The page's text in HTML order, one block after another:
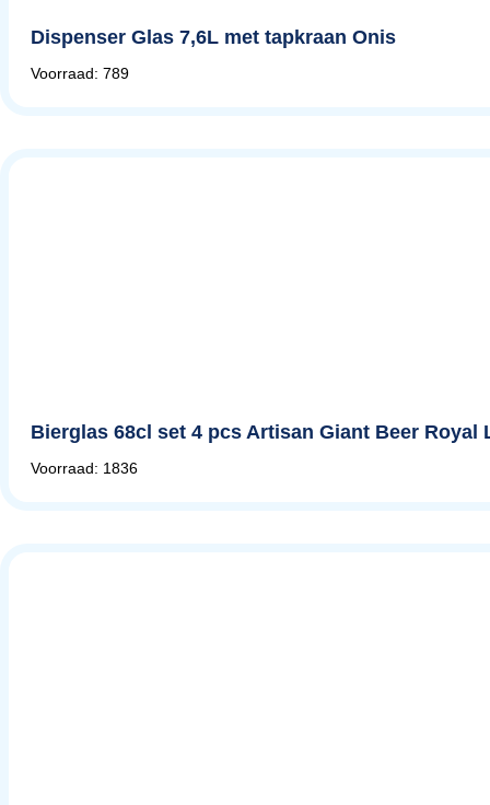
Dispenser Glas 7,6L met tapkraan Onis
Voorraad: 789
Bierglas 68cl set 4 pcs Artisan Giant Beer Royal
Voorraad: 1836